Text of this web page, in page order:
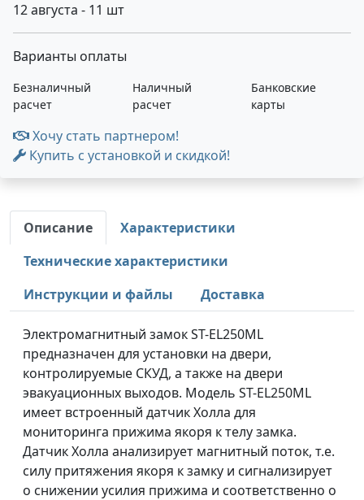
12 августа - 11 шт
Варианты оплаты
Безналичный
расчет
Наличный
расчет
Банковские
карты
Хочу стать партнером!
Купить с установкой и скидкой!
Описание
Характеристики
Технические характеристики
Инструкции и файлы
Доставка
Электромагнитный замок ST-EL250ML
предназначен для установки на двери,
контролируемые СКУД, а также на двери
эвакуационных выходов. Модель ST-EL250ML
имеет встроенный датчик Холла для
мониторинга прижима якоря к телу замка.
Датчик Холла анализирует магнитный поток, т.е.
силу притяжения якоря к замку и сигнализирует
о снижении усилия прижима и соответственно о